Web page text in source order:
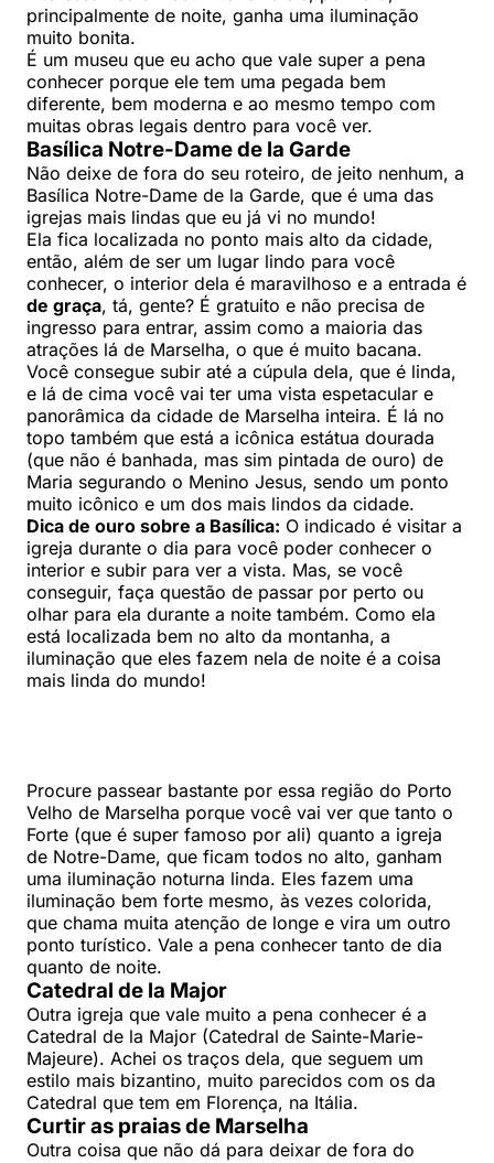
principalmente de noite, ganha uma iluminação
muito bonita.
É um museu que eu acho que vale super a pena
conhecer porque ele tem uma pegada bem
diferente, bem moderna e ao mesmo tempo com
muitas obras legais dentro para você ver.
Basílica Notre-Dame de la Garde
Não deixe de fora do seu roteiro, de jeito nenhum, a
Basílica Notre-Dame de la Garde, que é uma das
igrejas mais lindas que eu já vi no mundo!
Ela fica localizada no ponto mais alto da cidade,
então, além de ser um lugar lindo para você
conhecer, o interior dela é maravilhoso e a entrada é
de graça, tá, gente? É gratuito e não precisa de
ingresso para entrar, assim como a maioria das
atrações lá de Marselha, o que é muito bacana.
Você consegue subir até a cúpula dela, que é linda,
e lá de cima você vai ter uma vista espetacular e
panorâmica da cidade de Marselha inteira. É lá no
topo também que está a icônica estátua dourada
(que não é banhada, mas sim pintada de ouro) de
Maria segurando o Menino Jesus, sendo um ponto
muito icônico e um dos mais lindos da cidade.
Dica de ouro sobre a Basílica: O indicado é visitar a
igreja durante o dia para você poder conhecer o
interior e subir para ver a vista. Mas, se você
conseguir, faça questão de passar por perto ou
olhar para ela durante a noite também. Como ela
está localizada bem no alto da montanha, a
iluminação que eles fazem nela de noite é a coisa
mais linda do mundo!
Procure passear bastante por essa região do Porto
Velho de Marselha porque você vai ver que tanto o
Forte (que é super famoso por ali) quanto a igreja
de Notre-Dame, que ficam todos no alto, ganham
uma iluminação noturna linda. Eles fazem uma
iluminação bem forte mesmo, às vezes colorida,
que chama muita atenção de longe e vira um outro
ponto turístico. Vale a pena conhecer tanto de dia
quanto de noite.
Catedral de la Major
Outra igreja que vale muito a pena conhecer é a
Catedral de la Major (Catedral de Sainte-Marie-
Majeure). Achei os traços dela, que seguem um
estilo mais bizantino, muito parecidos com os da
Catedral que tem em Florença, na Itália.
Curtir as praias de Marselha
Outra coisa que não dá para deixar de fora do